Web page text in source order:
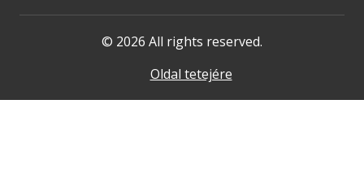
© 2026 All rights reserved.
Oldal tetejére